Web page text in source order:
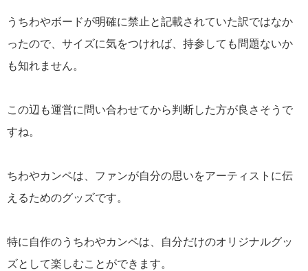
うちわやボードが明確に禁止と記載されていた訳ではなか
ったので、サイズに気をつければ、持参しても問題ないか
も知れません。
この辺も運営に問い合わせてから判断した方が良さそうで
すね。
ちわやカンペは、ファンが自分の思いをアーティストに伝
えるためのグッズです。
特に自作のうちわやカンペは、自分だけのオリジナルグッ
ズとして楽しむことができます。